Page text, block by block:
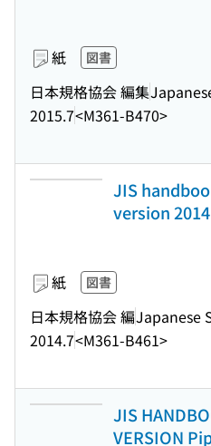
紙 図書
日本規格協会 編集
2015.7<M361-B470>
JIS
version 2014
紙 図書
日本規格協会 編Japanese
2014.7<M361-B461>
JIS
VERSION